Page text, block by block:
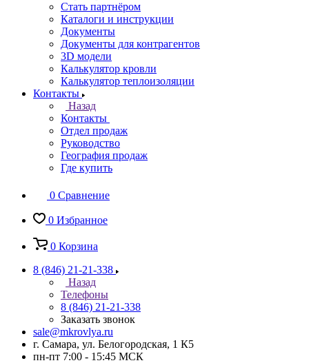
Стать партнёром
Каталоги и инструкции
Документы
Документы для контрагентов
3D модели
Калькулятор кровли
Калькулятор теплоизоляции
Контакты
Назад
Контакты
Отдел продаж
Руководство
География продаж
Где купить
0 Сравнение
0 Избранное
0 Корзина
8 (846) 21-21-338
Назад
Телефоны
8 (846) 21-21-338
Заказать звонок
sale@mkrovlya.ru
г. Самара, ул. Белогородская, 1 К5
пн-пт 7:00 - 15:45 МСК